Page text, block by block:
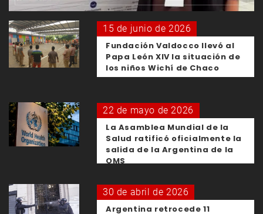
15 de junio de 2026
Fundación Valdocco llevó al
Papa León XIV la situación de
los niños Wichí de Chaco
22 de mayo de 2026
La Asamblea Mundial de la
Salud ratificó oficialmente la
salida de la Argentina de la
OMS
30 de abril de 2026
Argentina retrocede 11